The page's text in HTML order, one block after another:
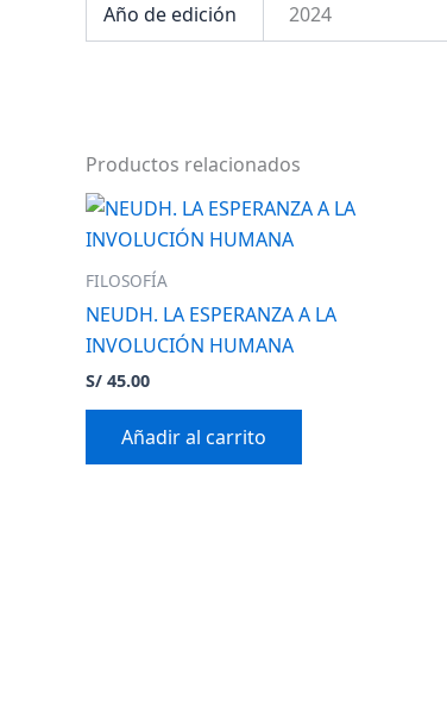
Año de edición 2024
Productos relacionados
FILOSOFÍA
NEUDH. LA ESPERANZA A LA
INVOLUCIÓN HUMANA
S/ 45.00
Añadir al carrito